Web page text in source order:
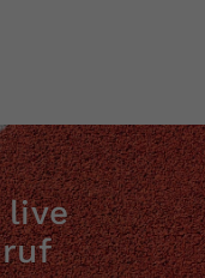
live